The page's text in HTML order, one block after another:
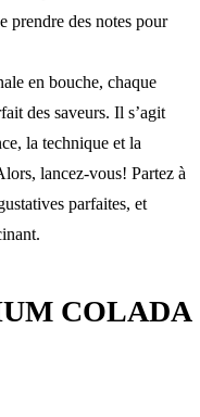
prendre des notes pour
en bouche, chaque
des saveurs. Il s’agit
la technique et la
lancez-vous! Partez à
parfaites, et
COLADA